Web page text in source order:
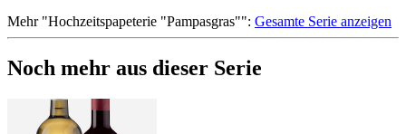
Mehr"Hochzeitspapeterie "Pampasgras"": Gesamte Serie anzeigen
Noch mehr aus dieser Serie